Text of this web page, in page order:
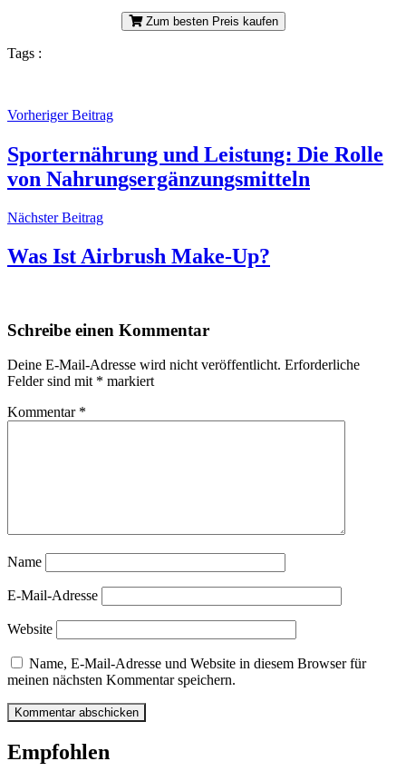
Zum besten Preis kaufen
Tags :
Vorheriger Beitrag
Sporternährung und Leistung։ Die Rolle
von Nahrungsergänzungsmitteln
Nächster Beitrag
Was Ist Airbrush Make-Up?
Schreibe einen Kommentar
Deine E-Mail-Adresse wird nicht veröffentlicht. Erforderliche
Felder sind mit * markiert
Kommentar *
Name
E-Mail-Adresse
Website
Name, E-Mail-Adresse und Website in diesem Browser für
meinen nächsten Kommentar speichern.
Empfohlen